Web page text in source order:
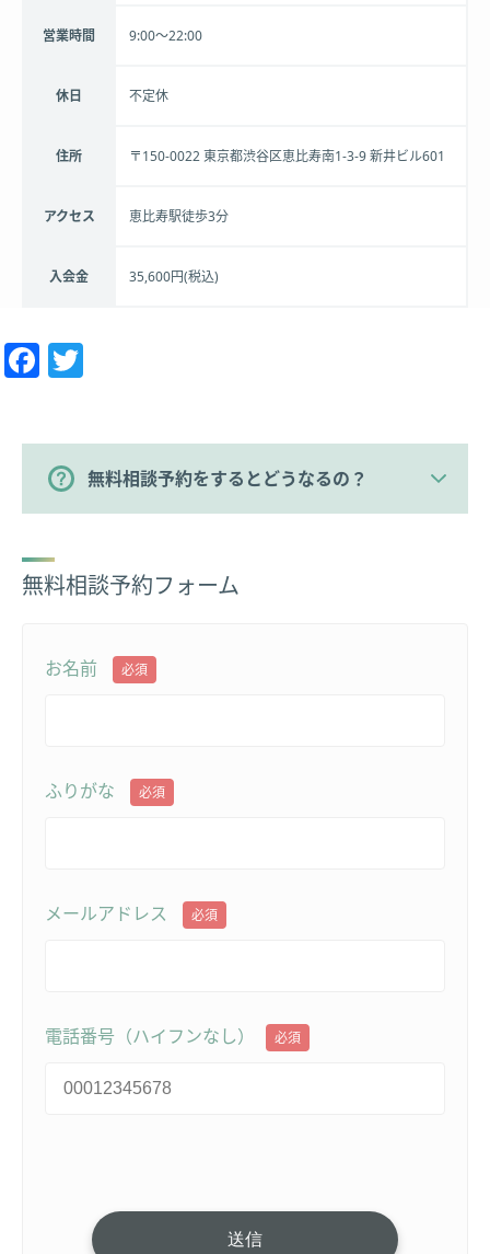
営業時間 9:00～22:00
休日 不定休
住所 〒150-0022 東京都渋谷区恵比寿南1-3-9 新井ビル601
アクセス 恵比寿駅徒歩3分
入会金 35,600円(税込)
Facebook
無料相談予約をするとどうなるの？
無料相談予約フォーム
お名前 必須
ふりがな 必須
メールアドレス 必須
電話番号（ハイフンなし） 必須